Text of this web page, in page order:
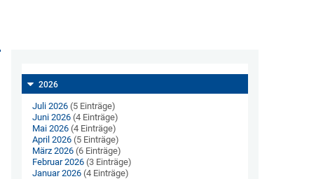
2026
Juli 2026(5 Einträge)
Juni 2026(4 Einträge)
Mai 2026(4 Einträge)
April 2026(5 Einträge)
März 2026(6 Einträge)
Februar 2026(3 Einträge)
Januar 2026(4 Einträge)